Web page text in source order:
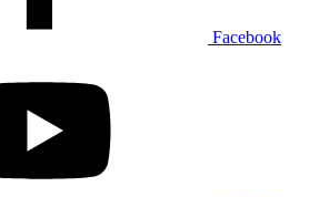
Facebook